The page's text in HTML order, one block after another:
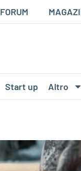
FORUM
Start up Altro